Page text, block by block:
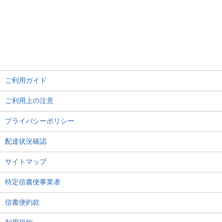
ご利用ガイド
ご利用上の注意
プライバシーポリシー
配達状況確認
サイトマップ
特定信書便事業者
信書便約款